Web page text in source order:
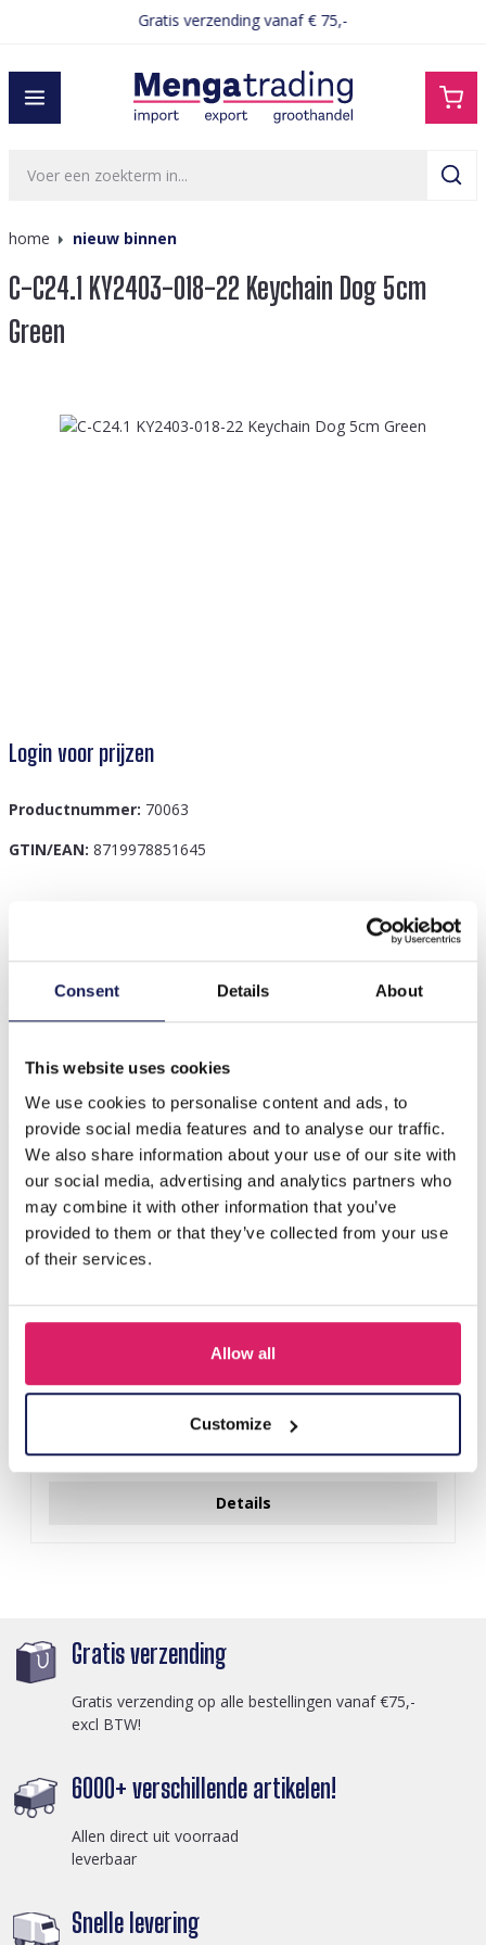
Consent Details About
This website uses cookies
We use cookies to personalise content and ads, to
provide social media features and to analyse our traffic.
We also share information about your use of our site with
our social media, advertising and analytics partners who
may combine it with other information that you’ve
provided to them or that they’ve collected from your use
of their services.
Allow all
Customize
Gratis verzending vanaf € 75,-
home nieuw binnen
C-C24.1 KY2403-018-22 Keychain Dog 5cm
Green
Afbeeldingengalerij overslaan
Login voor prijzen
Productnummer: 70063
GTIN/EAN: 8719978851645
Sleutelhanger Hond, een charmant accessoire dat een
speels tintje geeft aan je sleu…Meer
Anderen kochten ook
Z-E2.3 LED Foam Sticks -Multi Color 47x3.5cm
Login voor prijzen
Details
Gratis verzending
Gratis verzending op alle bestellingen vanaf €75,-
excl BTW!
6000+ verschillende artikelen!
Allen direct uit voorraad
leverbaar
Snelle levering